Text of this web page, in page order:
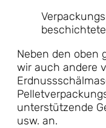
Neben den oben
wir auch andere
unterstützende
usw. an.